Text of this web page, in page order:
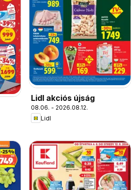
Lidl akciós újság
08.06. - 2026.08.12.
Lidl